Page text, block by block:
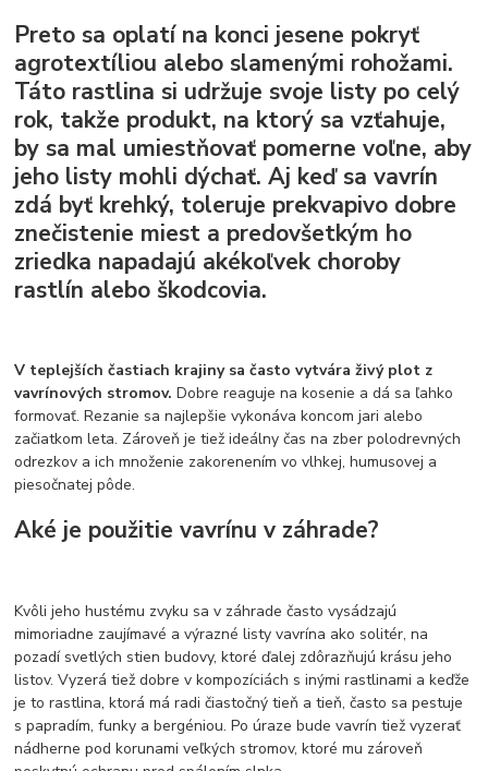
Preto sa oplatí na konci jesene pokryť
agrotextíliou alebo slamenými rohožami.
Táto rastlina si udržuje svoje listy po celý
rok, takže produkt, na ktorý sa vzťahuje,
by sa mal umiestňovať pomerne voľne, aby
jeho listy mohli dýchať. Aj keď sa vavrín
zdá byť krehký, toleruje prekvapivo dobre
znečistenie miest a predovšetkým ho
zriedka napadajú akékoľvek choroby
rastlín alebo škodcovia.
V teplejších častiach krajiny sa často vytvára živý plot z
vavrínových stromov.Dobre reaguje na kosenie a dá sa ľahko
formovať. Rezanie sa najlepšie vykonáva koncom jari alebo
začiatkom leta. Zároveň je tiež ideálny čas na zber polodrevných
odrezkov a ich množenie zakorenením vo vlhkej, humusovej a
piesočnatej pôde.
Aké je použitie vavrínu v záhrade?
Kvôli jeho hustému zvyku sa v záhrade často vysádzajú
mimoriadne zaujímavé a výrazné listy vavrína ako solitér, na
pozadí svetlých stien budovy, ktoré ďalej zdôrazňujú krásu jeho
listov. Vyzerá tiež dobre v kompozíciách s inými rastlinami a keďže
je to rastlina, ktorá má radi čiastočný tieň a tieň, často sa pestuje
s papradím, funky a bergéniou. Po úraze bude vavrín tiež vyzerať
nádherne pod korunami veľkých stromov, ktoré mu zároveň